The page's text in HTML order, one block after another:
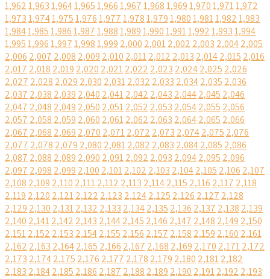
1,9621,9631,9641,9651,9661,9671,9681,9691,9701,9711,972
1,9731,9741,9751,9761,9771,9781,9791,9801,9811,9821,983
1,9841,9851,9861,9871,9881,9891,9901,9911,9921,9931,994
1,9951,9961,9971,9981,999 2,000 2,0012,002 2,003 2,0042,005
2,006 2,007 2,008 2,009 2,010 2,0112,012 2,013 2,0142,015 2,016
2,017 2,018 2,019 2,020 2,0212,022 2,023 2,0242,025 2,026
2,027 2,028 2,029 2,030 2,0312,032 2,033 2,0342,035 2,036
2,037 2,038 2,039 2,040 2,0412,042 2,043 2,0442,045 2,046
2,047 2,048 2,049 2,050 2,0512,052 2,053 2,0542,055 2,056
2,057 2,058 2,059 2,060 2,0612,062 2,063 2,0642,065 2,066
2,067 2,068 2,069 2,070 2,0712,072 2,073 2,0742,075 2,076
2,077 2,078 2,079 2,080 2,0812,082 2,083 2,0842,085 2,086
2,087 2,088 2,089 2,090 2,0912,092 2,093 2,0942,095 2,096
2,097 2,098 2,099 2,100 2,1012,102 2,103 2,1042,105 2,106 2,107
2,108 2,109 2,110 2,1112,112 2,113 2,1142,115 2,116 2,117 2,118
2,119 2,120 2,1212,122 2,123 2,1242,125 2,126 2,127 2,128
2,129 2,130 2,1312,132 2,133 2,1342,135 2,136 2,137 2,138 2,139
2,140 2,1412,142 2,143 2,1442,145 2,146 2,147 2,148 2,149 2,150
2,1512,152 2,153 2,1542,155 2,156 2,157 2,158 2,159 2,160 2,161
2,162 2,163 2,1642,165 2,166 2,167 2,168 2,169 2,170 2,1712,172
2,173 2,1742,175 2,176 2,177 2,178 2,179 2,180 2,1812,182
2,183 2,1842,185 2,186 2,187 2,188 2,189 2,190 2,1912,192 2,193